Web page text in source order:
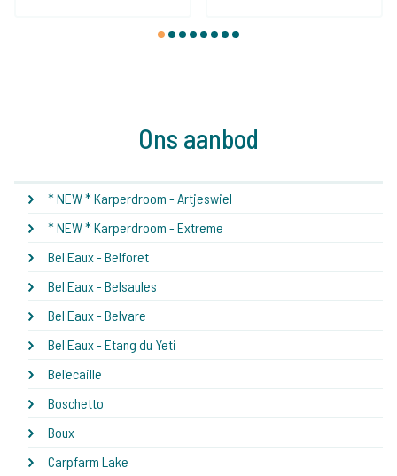
1 2 3 4 5 6 7 8
Ons aanbod
* NEW * Karperdroom - Artjeswiel
* NEW * Karperdroom - Extreme
Bel Eaux - Belforet
Bel Eaux - Belsaules
Bel Eaux - Belvare
Bel Eaux - Etang du Yeti
Bel'ecaille
Boschetto
Boux
Carpfarm Lake